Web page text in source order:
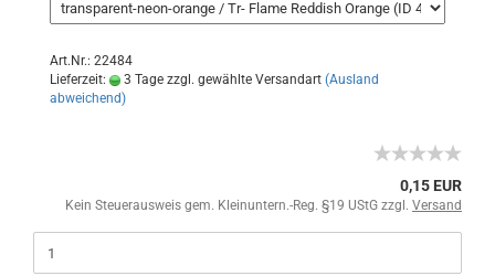
Art.Nr.: 22484
Lieferzeit:
3 Tage zzgl. gewählte Versandart (Ausland
abweichend)
0,15 EUR
Kein Steuerausweis gem. Kleinuntern.-Reg. §19 UStG zzgl. Versand